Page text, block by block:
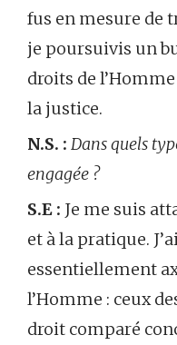
fus en mesure de
je poursuivis un
droits de
la justice.
N.S. : Dans quels
engagée ?
S.E : Je me suis
et à la pratique.
essentiellement
l’Homme : ceux
droit comparé